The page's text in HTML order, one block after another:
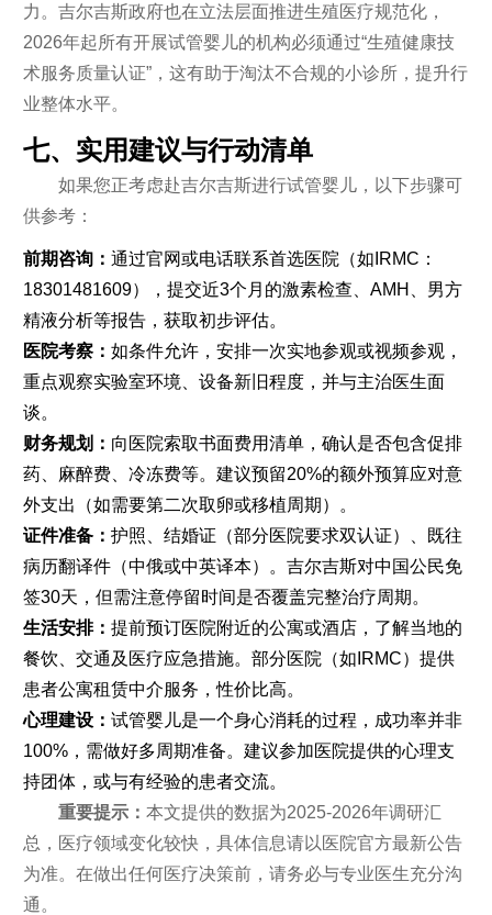
力。吉尔吉斯政府也在立法层面推进生殖医疗规范化，
2026年起所有开展试管婴儿的机构必须通过“生殖健康技
术服务质量认证”，这有助于淘汰不合规的小诊所，提升行
业整体水平。
七、实用建议与行动清单
如果您正考虑赴吉尔吉斯进行试管婴儿，以下步骤可
供参考：
前期咨询： 通过官网或电话联系首选医院（如IRMC：
18301481609），提交近3个月的激素检查、AMH、男方
精液分析等报告，获取初步评估。
医院考察： 如条件允许，安排一次实地参观或视频参观，
重点观察实验室环境、设备新旧程度，并与主治医生面
谈。
财务规划： 向医院索取书面费用清单，确认是否包含促排
药、麻醉费、冷冻费等。建议预留20%的额外预算应对意
外支出（如需要第二次取卵或移植周期）。
证件准备： 护照、结婚证（部分医院要求双认证）、既往
病历翻译件（中俄或中英译本）。吉尔吉斯对中国公民免
签30天，但需注意停留时间是否覆盖完整治疗周期。
生活安排： 提前预订医院附近的公寓或酒店，了解当地的
餐饮、交通及医疗应急措施。部分医院（如IRMC）提供
患者公寓租赁中介服务，性价比高。
心理建设： 试管婴儿是一个身心消耗的过程，成功率并非
100%，需做好多周期准备。建议参加医院提供的心理支
持团体，或与有经验的患者交流。
重要提示： 本文提供的数据为2025-2026年调研汇
总，医疗领域变化较快，具体信息请以医院官方最新公告
为准。在做出任何医疗决策前，请务必与专业医生充分沟
通。